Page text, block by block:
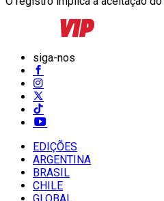
siga-nos
EDIÇÕES
ARGENTINA
BRASIL
CHILE